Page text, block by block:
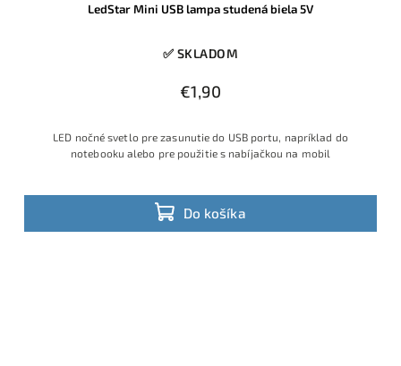
LedStar Mini USB lampa studená biela 5V
✅ SKLADOM
€1,90
Do košíka
LED nočné svetlo pre zasunutie do USB portu, napríklad do
notebooku alebo pre použitie s nabíjačkou na mobil